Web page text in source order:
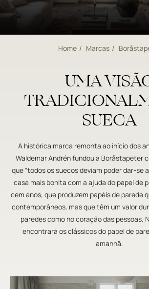
Home Marcas
UMA
SUECA
A histórica marca remonta ao início dos
Waldemar Andrén fundou a Boråstapeter
que “todos os suecos deviam poder dar-se
casa mais bonita com a ajuda do papel de
cem anos, que produzem papéis de parede
contemporâneos, mas que têm um valor
paredes como no coração das pessoas.
encontrará os clássicos do papel de
amanhã.